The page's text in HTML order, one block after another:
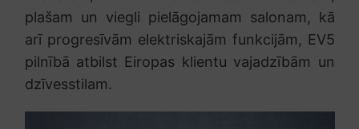
plašam un viegli pielāgojamam salonam, kā
arī progresīvām elektriskajām funkcijām, EV5
pilnībā atbilst Eiropas klientu vajadzībām un
dzīvesstilam.